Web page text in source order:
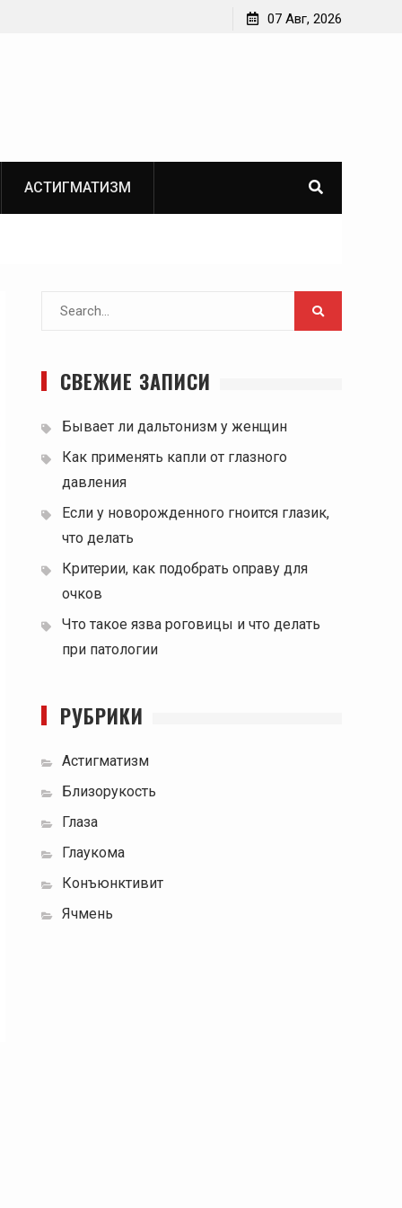
07 Авг, 2026
АСТИГМАТИЗМ
Search
СВЕЖИЕ ЗАПИСИ
Бывает ли дальтонизм у женщин
Как применять капли от глазного
давления
Если у новорожденного гноится глазик,
что делать
Критерии, как подобрать оправу для
очков
Что такое язва роговицы и что делать
при патологии
РУБРИКИ
Астигматизм
Близорукость
Глаза
Глаукома
Конъюнктивит
Ячмень